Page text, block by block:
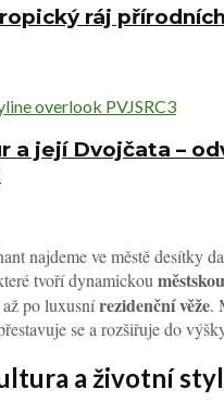
ráj
a její Dvojčata –
najdeme ve městě desítky
tvoří dynamickou
až po luxusnírezidenční věže.
se a rozšiřuje do
a životní styl